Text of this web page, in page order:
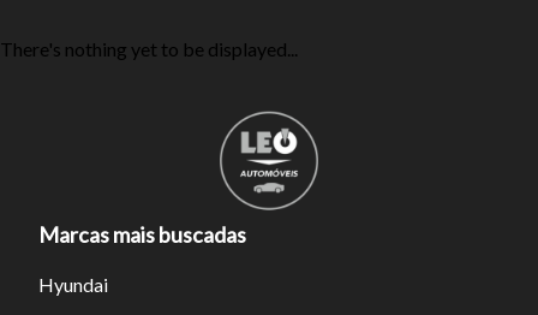
There's nothing yet to be displayed...
Marcas mais buscadas
Hyundai